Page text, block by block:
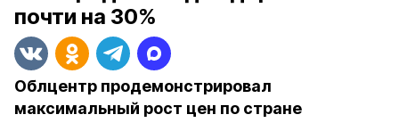
почти на 30%
Облцентр продемонстрировал
максимальный рост цен по стране